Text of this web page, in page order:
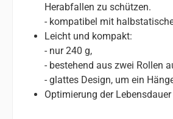
Herabfallen zu schützen.
- kompatibel mit
Leicht und kompakt:
- nur 240 g,
- bestehend aus zwei Rollen
- glattes Design, um ein
Optimierung der